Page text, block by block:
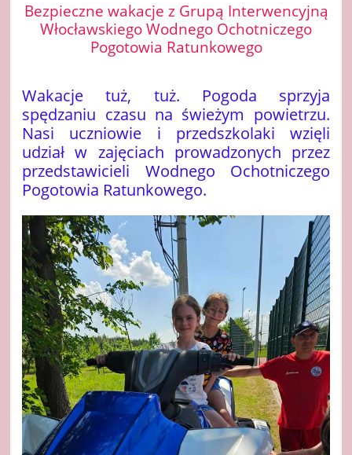
Bezpieczne wakacje z Grupą Interwencyjną
Włocławskiego Wodnego Ochotniczego
Pogotowia Ratunkowego
Wakacje tuż, tuż. Pogoda sprzyja
spędzaniu czasu na świeżym powietrzu.
Nasi uczniowie i przedszkolaki wzięli
udział w zajęciach prowadzonych przez
przedstawicieli Wodnego Ochotniczego
Pogotowia Ratunkowego.